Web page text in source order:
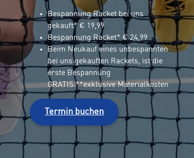
Bespannung Racket bei uns
gekauft* € 19,99
Bespannung Racket* € 24,99
Beim Neukauf eines unbespannten
bei uns gekauften Rackets, ist die
erste Bespannung
GRATIS.**exklusive Materialkosten
Termin buchen